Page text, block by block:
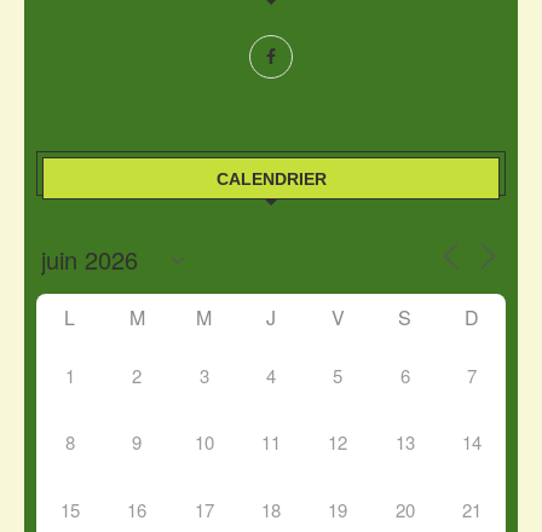
CALENDRIER
L M M J V S D
1 2 3 4 5 6 7
8 9 10 11 12 13 14
15 16 17 18 19 20 21